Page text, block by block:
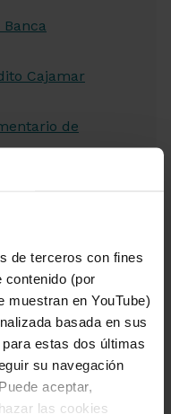
de terceros con fines
contenido (por
muestran en YouTube)
basada en sus
estas dos últimas
su navegación
aceptar,
las cookies
Cajamar
de
de la cuenta
token
Confirming